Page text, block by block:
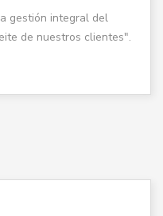
gestión integral del
de nuestros clientes".